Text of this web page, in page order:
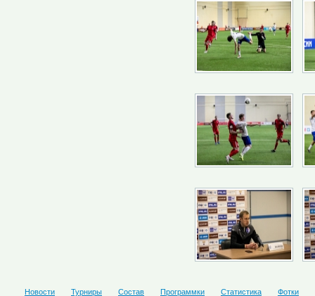
Новости Турниры Состав Программки Статистика Фотки